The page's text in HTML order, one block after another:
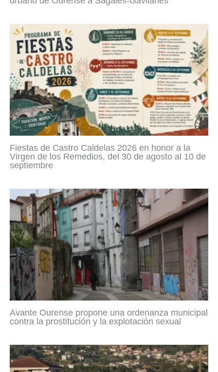
Fiestas de Castro Caldelas 2026 en honor a la
Virgen de los Remedios, del 30 de agosto al 10 de
septiembre
Avante Ourense propone una ordenanza municipal
contra la prostitución y la explotación sexual